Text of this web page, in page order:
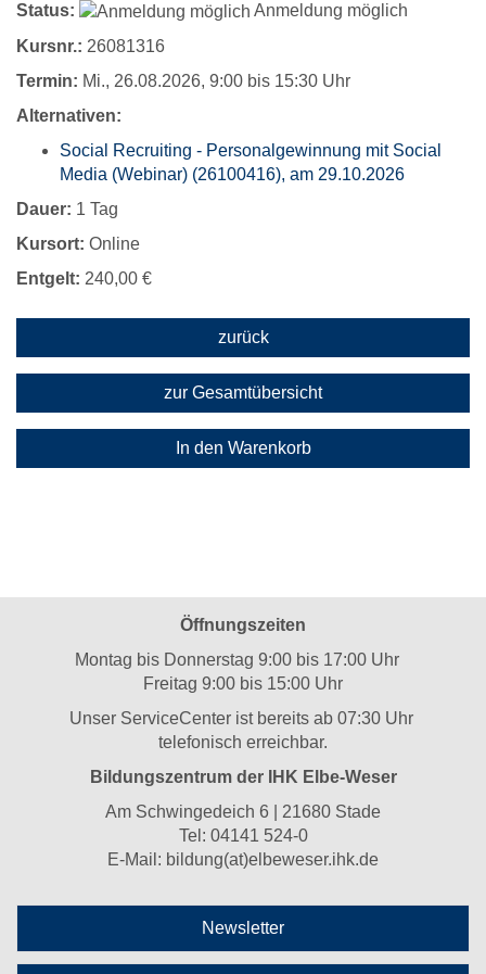
Status:
Anmeldung möglich
Kursnr.: 26081316
Termin: Mi., 26.08.2026, 9:00 bis 15:30 Uhr
Alternativen:
Social Recruiting - Personalgewinnung mit Social
Media (Webinar) (26100416), am 29.10.2026
Dauer: 1 Tag
Kursort: Online
Entgelt: 240,00 €
zurück
zur Gesamtübersicht
In den Warenkorb
Öffnungszeiten
Montag bis Donnerstag 9:00 bis 17:00 Uhr
Freitag 9:00 bis 15:00 Uhr
Unser ServiceCenter ist bereits ab 07:30 Uhr
telefonisch erreichbar.
Bildungszentrum der IHK Elbe-Weser
Am Schwingedeich 6 | 21680 Stade
Tel: 04141 524-0
E-Mail: bildung(at)elbeweser.ihk.de
Newsletter